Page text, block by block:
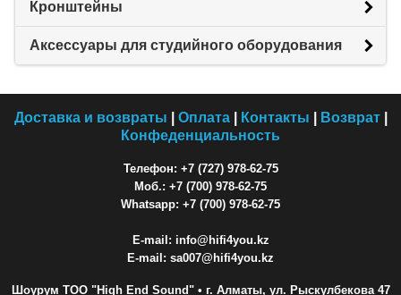
Кронштейны
Аксессуары для студийного оборудования
Доставка и возвраты Оплата| Контакты Возврат|
Конфеденциальность
Телефон: +7 (727) 978-62-75
Моб.: +7 (700) 978-62-75
Whatsapp: +7 (700) 978-62-75
E-mail: info@hifi4you.kz
E-mail: sa007@hifi4you.kz
Шоурум ТОО "High End Sound"• г. Алматы, ул. Рыскулбекова 47